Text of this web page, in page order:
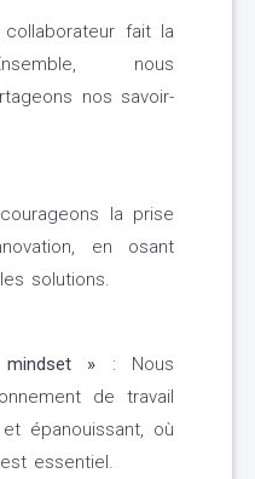
collaborateur fait la
nous
nos savoir-
la prise
en osant
solutions.
» : Nous
de travail
épanouissant, où
essentiel.